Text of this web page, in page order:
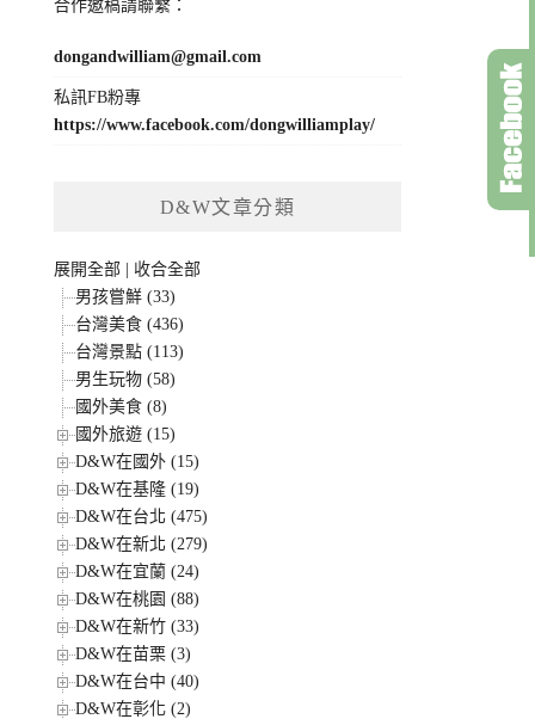
合作邀稿請聯繫：
dongandwilliam@gmail.com
私訊FB粉專
https://www.facebook.com/dongwilliamplay/
D&W文章分類
展開全部
收合全部
男孩嘗鮮 (33)
台灣美食 (436)
台灣景點 (113)
男生玩物 (58)
國外美食 (8)
國外旅遊 (15)
D&W在國外 (15)
D&W在基隆 (19)
D&W在台北 (475)
D&W在新北 (279)
D&W在宜蘭 (24)
D&W在桃園 (88)
D&W在新竹 (33)
D&W在苗栗 (3)
D&W在台中 (40)
D&W在彰化 (2)